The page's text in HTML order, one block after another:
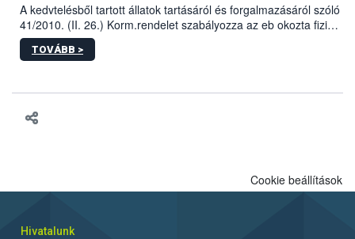
A kedvtelésből tartott állatok tartásáról és forgalmazásáról szóló
41/2010. (II. 26.) Korm.rendelet szabályozza az eb okozta fizikai
sérülés, illetve ennek veszélye keletkezésekor felmerülő
hatósági feladatokat, valamint a veszélyes eb tartását és annak
TOVÁBB >
Cookie beállítások
Hivatalunk